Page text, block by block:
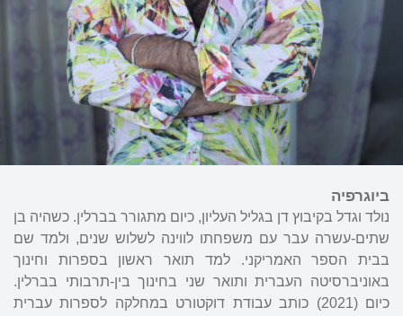
ביוגרפיה
נולד וגדל בקיבוץ דן בגליל העליון, כיום מתגורר בברלין. כשהיה בן
שתים-עשרה עבר עם משפחתו לווינה לשלוש שנים, ולמד שם
בבית הספר האמריקני. למד תואר ראשון בספרות וחינוך
באוניברסיטה העברית ותואר שני בחינוך בין-תרבותי בברלין.
כיום (2021) כותב עבודת דוקטורט במחלקה לספרות עברית